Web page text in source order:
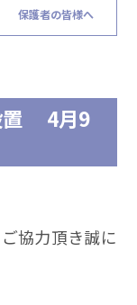
保護者の皆様へ
置 4月9
協力頂き誠に